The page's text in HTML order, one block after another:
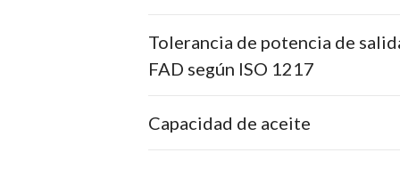
Tolerancia de potencia de
FAD según ISO 1217
Capacidad de aceite